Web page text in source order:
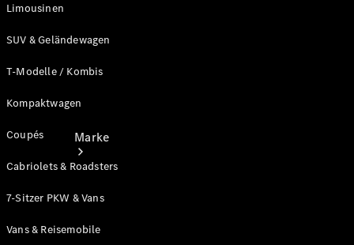
Marke
Limousinen
SUV & Geländewagen
T-Modelle / Kombis
Kompaktwagen
Coupés
Cabriolets & Roadsters
7-Sitzer PKW & Vans
Vans & Reisemobile